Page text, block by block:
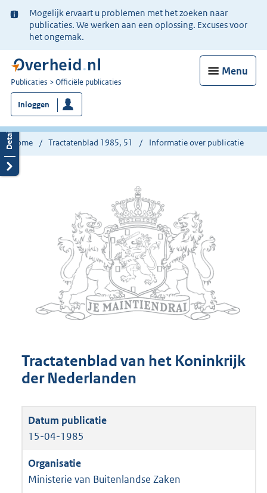
Ter
informatie:
Mogelijk ervaart u problemen met het zoeken naar
publicaties. We werken aan een oplossing. Excuses voor
het ongemak.
Menu
U
bent
nu
hier:
Publicaties Officiële publicaties
Inloggen
Home Tractatenblad 1985, 51 Informatie over publicatie
Tractatenblad van het Koninkrijk
der Nederlanden
15-04-1985
Ministerie van Buitenlandse Zaken